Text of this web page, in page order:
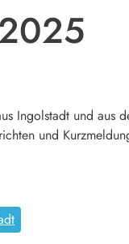
Ingolstadt und aus
und